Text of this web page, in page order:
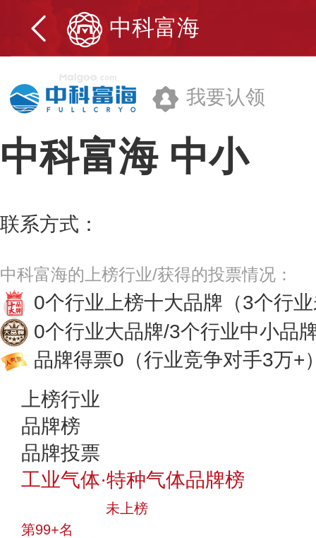
中科富海
我要认领
中科富海 中小
联系方式：
中科富海的上榜行业/获得的投票情况：
0个行业上榜十大品牌 （3个行
0个行业大品牌/3个行业中小品
品牌得票0 （行业竞争对手3万+
上榜行业
品牌榜
品牌投票
工业气体·特种气体品牌榜
未上榜
第99+名